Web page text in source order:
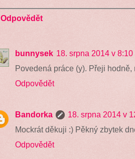
Odpovědět
bunnysek 18. srpna 2014 v 8:10
Povedená práce (y). Přeji
Odpovědět
Bandorka
18. srpna 2014 v
Mockrát děkuji :) Pěkný zbytek
Odpovědět